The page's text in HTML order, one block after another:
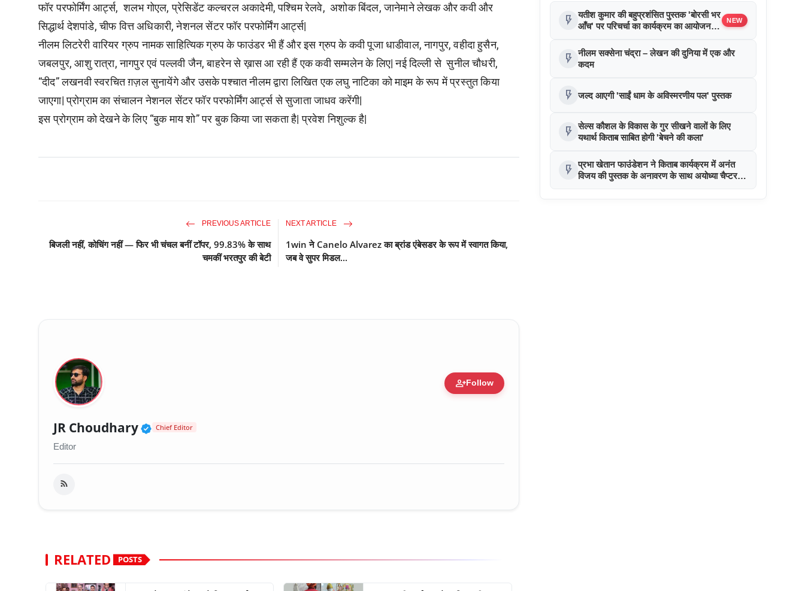
फॉर परफोर्मिंग आर्ट्स, शलभ गोएल, प्रेसिडेंट कल्चरल अकादेमी, पश्चिम रेलवे, अशोक बिंदल, जानेमाने लेखक और कवी और
सिद्धार्थ देशपांडे, चीफ वित्त अधिकारी, नेशनल सेंटर फॉर परफोर्मिंग आर्ट्स|
नीलम लिटरेरी वारियर ग्रुप नामक साहित्यिक ग्रुप के फाउंडर भी हैं और इस ग्रुप के कवी पूजा धाडीवाल, नागपुर, वहीदा हुसैन,
जबलपुर, आशु रात्रा, नागपुर एवं पल्लवी जैन, बाहरेन से ख़ास आ रही हैं एक कवी सम्मलेन के लिए| नई दिल्ली से सुनील चौधरी,
“दीद” लखनवी स्वरचित ग़ज़ल सुनायेंगे और उसके पश्चात नीलम द्वारा लिखित एक लघु नाटिका को माइम के रूप में प्रस्तुत किया
जाएगा| प्रोग्राम का संचालन नेशनल सेंटर फॉर परफोर्मिंग आर्ट्स से सुजाता जाधव करेंगी|
इस प्रोग्राम को देखने के लिए “बुक माय शो” पर बुक किया जा सकता है| प्रवेश निशुल्क है|
PREVIOUS ARTICLE
बिजली नहीं, कोचिंग नहीं — फिर भी चंचल बनीं टॉपर, 99.83% के साथ
चमकीं भरतपुर की बेटी
NEXT ARTICLE
1win ने Canelo Alvarez का ब्रांड एंबेसडर के रूप में स्वागत किया,
जब वे सुपर मिडल...
person_addFollow
JR Choudhary Verified Public Figure • 30 Mar, 2026
Chief Editor
Editor
RELATED POSTS
flash_on यतीश कुमार की बहुप्रशंसित पुस्तक 'बोरसी भर
आँच' पर परिचर्चा का कार्यक्रम का आयोजन
NEW
flash_on नीलम सक्सेना चंद्रा – लेखन की दुनिया में एक और
कदम
flash_on जल्द आएगी 'साईं धाम के अविस्मरणीय पल' पुस्तक
flash_on सेल्स कौशल के विकास के गुर सीखने वालों के लिए
यथार्थ किताब साबित होगी 'बेचने की कला'
flash_on प्रभा खेतान फाउंडेशन ने किताब कार्यक्रम में अनंत
विजय की पुस्तक के अनावरण के साथ अयोध्या चैप्टर